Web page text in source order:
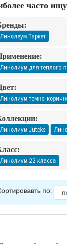
часто
Линолеум Таркет
Линолиум для теплого
Линолиум темно-
Линолиум Juteks
Линолиум 22 класса
по: